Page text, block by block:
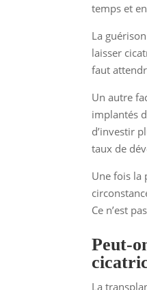
temps et
La
laisser
faut
Un autre
implantés
d’investir
taux de
Une fois la
Ce n’est
Peut-
La